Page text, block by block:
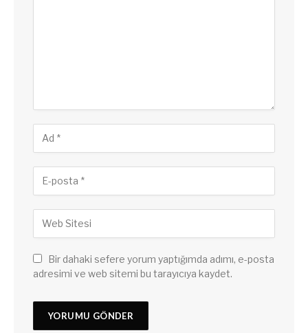
Bir dahaki sefere yorum yaptığımda adımı, e-posta
adresimi ve web sitemi bu tarayıcıya kaydet.